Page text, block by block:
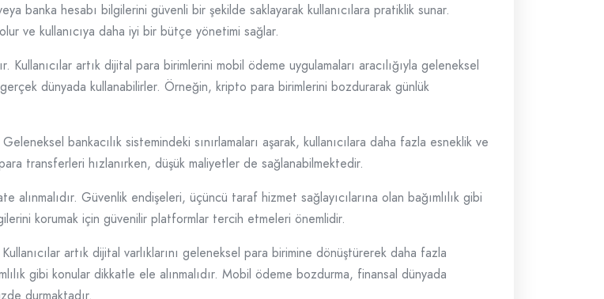
banka hesabı bilgilerini güvenli bir şekilde saklayarak kullanıcılara pratiklik sunar.
ve kullanıcıya daha iyi bir bütçe yönetimi sağlar.
artık dijital para birimlerini mobil ödeme uygulamaları aracılığıyla geleneksel
dünyada kullanabilirler. Örneğin, kripto para birimlerini bozdurarak günlük
bankacılık sistemindeki sınırlamaları aşarak, kullanıcılara daha fazla esneklik ve
transferleri hızlanırken, düşük maliyetler de sağlanabilmektedir.
Güvenlik endişeleri, üçüncü taraf hizmet sağlayıcılarına olan bağımlılık gibi
korumak için güvenilir platformlar tercih etmeleri önemlidir.
artık dijital varlıklarını geleneksel para birimine dönüştürerek daha fazla
gibi konular dikkatle ele alınmalıdır. Mobil ödeme bozdurma, finansal dünyada